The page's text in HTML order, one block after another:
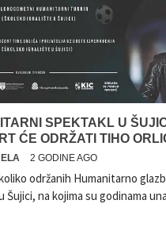
SPEKTAKL U
ĆE ODRŽATI TIHO
2 GODINE AGO
održanih Humanitarno
Šujici, na kojima su godinama